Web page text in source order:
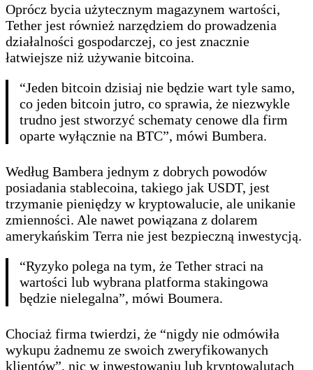
Oprócz bycia użytecznym magazynem wartości,
Tether jest również narzędziem do prowadzenia
działalności gospodarczej, co jest znacznie
łatwiejsze niż używanie bitcoina.
“Jeden bitcoin dzisiaj nie będzie wart tyle samo,
co jeden bitcoin jutro, co sprawia, że niezwykle
trudno jest stworzyć schematy cenowe dla firm
oparte wyłącznie na BTC”, mówi Bumbera.
Według Bambera jednym z dobrych powodów
posiadania stablecoina, takiego jak USDT, jest
trzymanie pieniędzy w kryptowalucie, ale unikanie
zmienności. Ale nawet powiązana z dolarem
amerykańskim Terra nie jest bezpieczną inwestycją.
“Ryzyko polega na tym, że Tether straci na
wartości lub wybrana platforma stakingowa
będzie nielegalna”, mówi Boumera.
Chociaż firma twierdzi, że “nigdy nie odmówiła
wykupu żadnemu ze swoich zweryfikowanych
klientów”, nic w inwestowaniu lub kryptowalutach